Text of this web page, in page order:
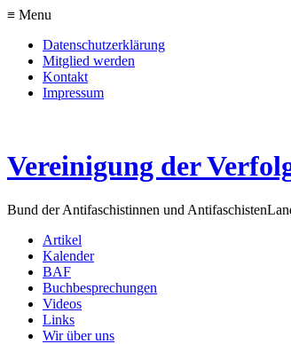
≡ Menu
Datenschutzerklärung
Mitglied werden
Kontakt
Impressum
Vereinigung der
Bund der Antifaschistinnen und Antifaschisten
Artikel
Kalender
BAF
Buchbesprechungen
Videos
Links
Wir über uns